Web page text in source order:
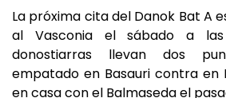
La próxima cita del Danok Bat A
al Vasconia el sábado a las
donostiarras llevan dos
empatado en Basauri contra en
en casa con el Balmaseda el